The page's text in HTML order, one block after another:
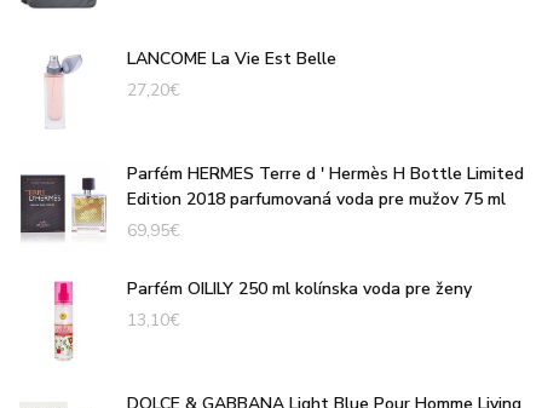
LANCOME La Vie Est Belle
27,20€
Parfém HERMES Terre d ' Hermès H Bottle Limited
Edition 2018 parfumovaná voda pre mužov 75 ml
69,95€
Parfém OILILY 250 ml kolínska voda pre ženy
13,10€